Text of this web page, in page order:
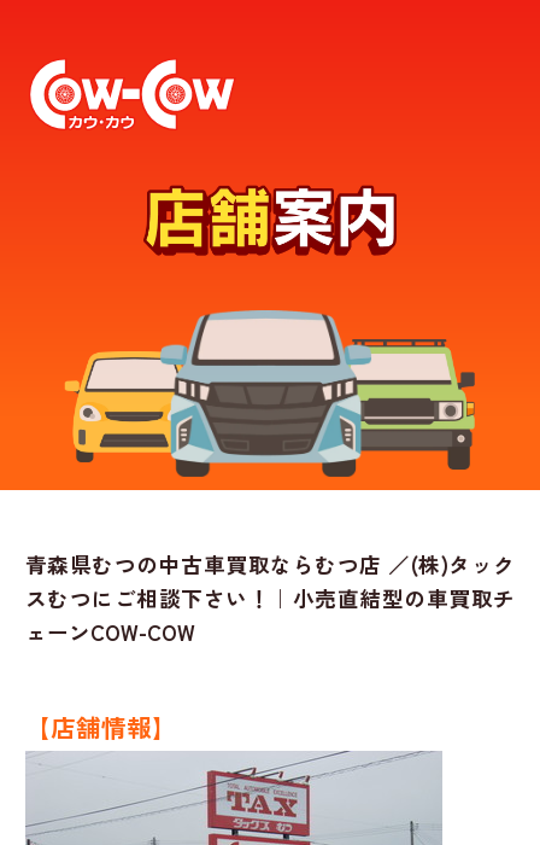
青森県むつの中古車買取ならむつ店 ／(株)タック
スむつにご相談下さい！｜小売直結型の車買取チ
ェーンCOW-COW
【店舗情報】